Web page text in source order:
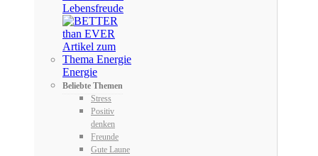
Lebensfreude
Energie
Beliebte Themen
Stress
Positiv
denken
Freunde
Gute Laune